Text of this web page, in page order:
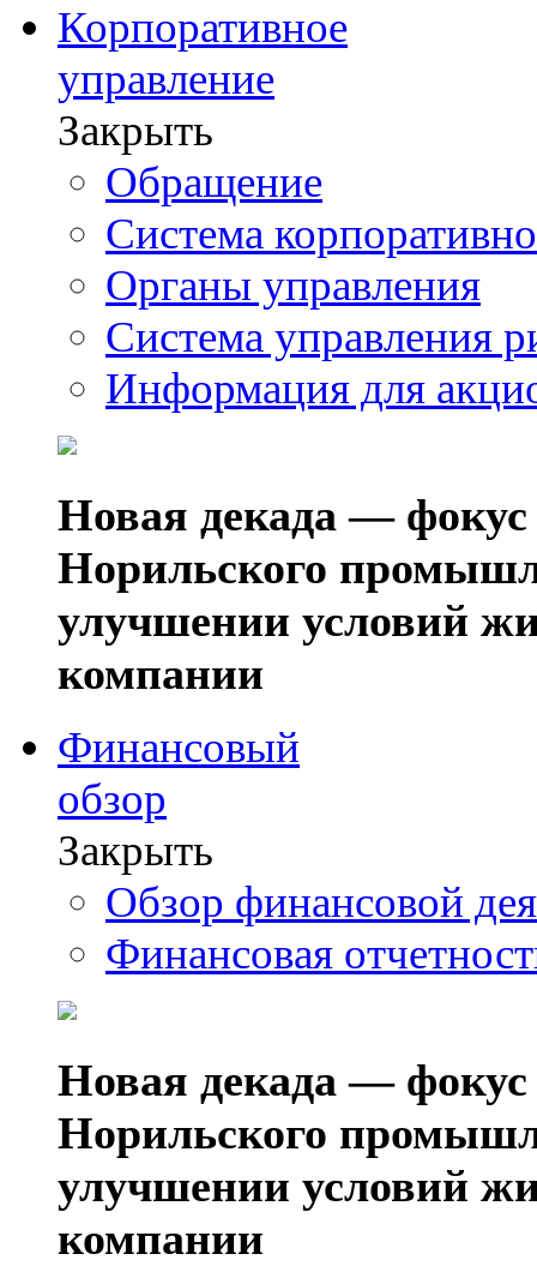
Корпоративное
управление
Закрыть
Обращение
Система
Органы управления
Система управления
Информация для
Новая декада — фокус
Норильского
улучшении условий
компании
Финансовый
обзор
Закрыть
Обзор финансовой
Финансовая
Новая декада — фокус
Норильского
улучшении условий
компании